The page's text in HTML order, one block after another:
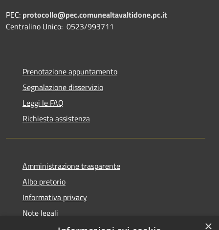
PEC: protocollo@pec.comunealtavaltidone.pc.it
Centralino Unico: 0523/993711
Prenotazione appuntamento
Segnalazione disservizio
Leggi le FAQ
Richiesta assistenza
Amministrazione trasparente
Albo pretorio
Informativa privacy
Note legali
×